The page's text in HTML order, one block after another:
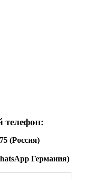
телефон:
(Россия)
Германия)